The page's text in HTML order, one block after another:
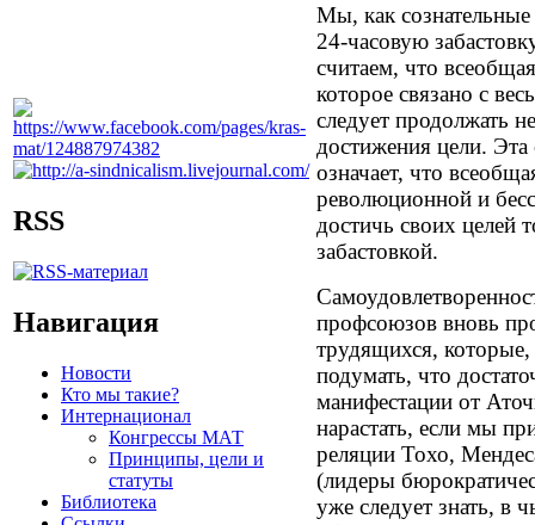
RSS
Навигация
Новости
Кто мы такие?
Интернационал
Конгрессы МАТ
Принципы, цели и
статуты
Библиотека
Мы, как
24-часовую
считаем, что
которое связано с
следует продолжать
достижения цели.
означает, что
революционной и
достичь своих целей
забастовкой.
профсоюзов вновь
трудящихся,
подумать, что
манифестации от
нарастать, если мы
реляции Тохо,
(лидеры
уже следует знать, в